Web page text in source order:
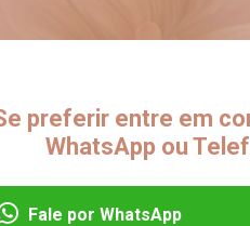
preferir entre em
WhatsApp ou
Fale por WhatsApp